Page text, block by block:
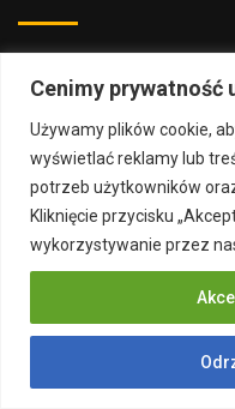
Cenimy prywatność
Używamy plików cookie,
wyświetlać reklamy lub
potrzeb użytkowników
Kliknięcie przycisku
wykorzystywanie przez
portalu nie zastąpią
Stosowanie treści
każdorazowo powinno
odpowiednich
Redakcja i wydawca
stosowania porad